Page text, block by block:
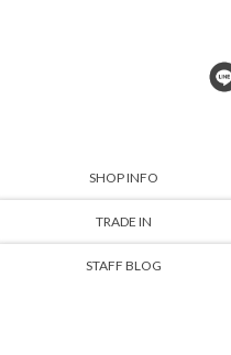
SHOP INFO
TRADE IN
STAFF BLOG